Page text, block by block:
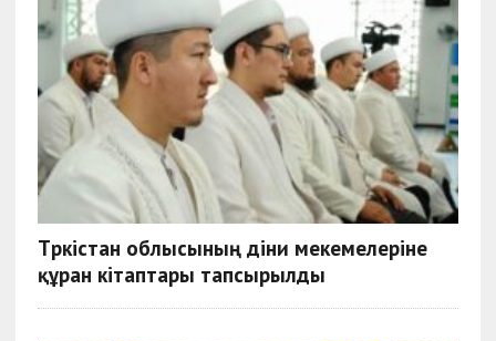
Түркістан облысының діни мекемелеріне
құран кітаптары тапсырылды